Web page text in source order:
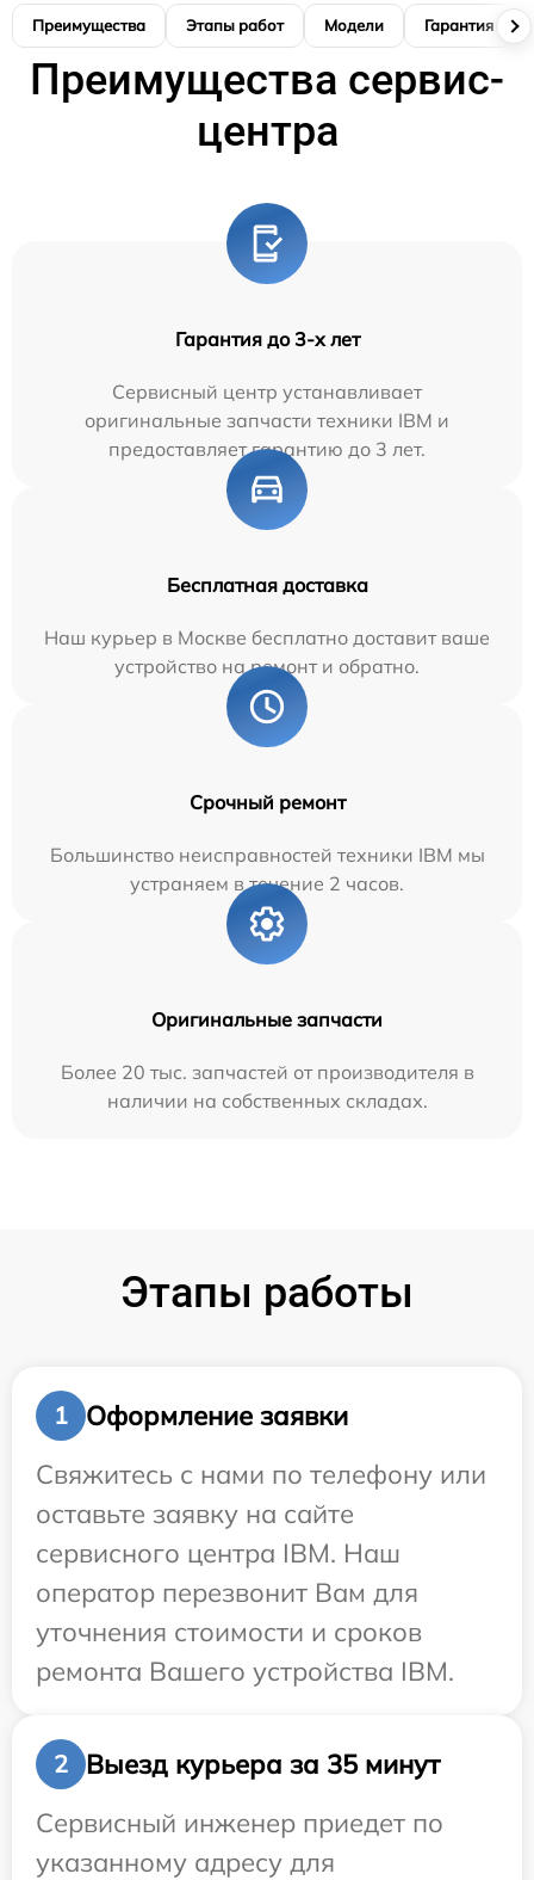
Преимущества Этапы работ Модели Гарантия
Преимущества сервис-
центра
Гарантия до 3-х лет
Сервисный центр устанавливает
оригинальные запчасти техники IBM и
предоставляет гарантию до 3 лет.
Бесплатная доставка
Наш курьер в Москве бесплатно доставит ваше
устройство на ремонт и обратно.
Срочный ремонт
Большинство неисправностей техники IBM мы
устраняем в течение 2 часов.
Оригинальные запчасти
Более 20 тыс. запчастей от производителя в
наличии на собственных складах.
Этапы работы
1
Оформление заявки
Свяжитесь с нами по телефону или
оставьте заявку на сайте
сервисного центра IBM. Наш
оператор перезвонит Вам для
уточнения стоимости и сроков
ремонта Вашего устройства IBM.
2
Выезд курьера за 35 минут
Сервисный инженер приедет по
указанному адресу для